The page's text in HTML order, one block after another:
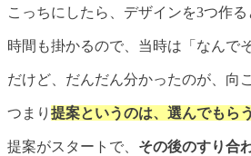
こっちにしたら、デザインを3つ作
時間も掛かるので、当時は「なんで
だけど、だんだん分かったのが、向
つまり 提案というのは、選んでもら
提案がスタートで、 その後のすり合